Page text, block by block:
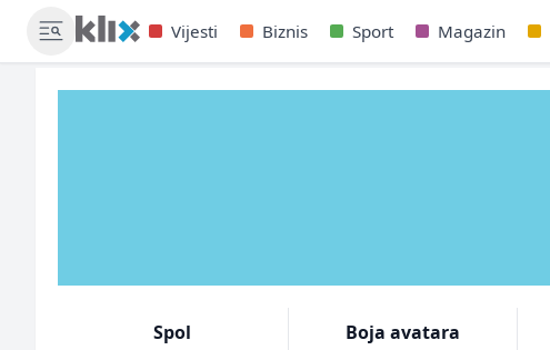
Vijesti Biznis Sport Magazin
Spol
Boja avatara